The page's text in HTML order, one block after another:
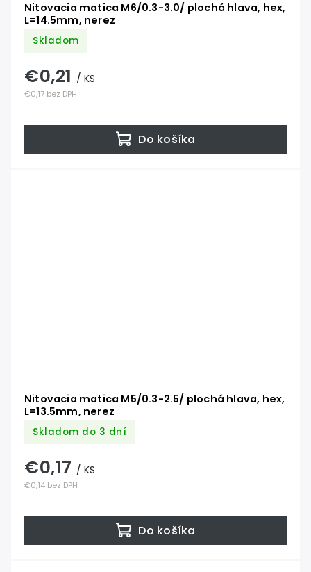
Nitovacia matica M6/0.3-3.0/ plochá hlava, hex,
L=14.5mm, nerez
Skladom
€0,17 bez DPH
€0,21 / KS
Do košíka
Nitovacia matica M5/0.3-2.5/ plochá hlava, hex,
L=13.5mm, nerez
Skladom do 3 dní
€0,14 bez DPH
€0,17 / KS
Do košíka